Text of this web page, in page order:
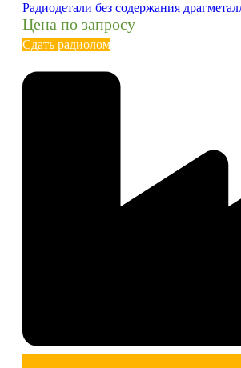
Радиодетали без содержания
Цена по запросу
Сдать радиолом